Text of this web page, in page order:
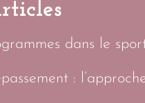
dans le
: